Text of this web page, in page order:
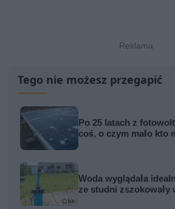
Tego nie możesz przegapić
Po 25 latach z
coś, o czym mało kto
Woda wyglądała
ze studni zszokowały